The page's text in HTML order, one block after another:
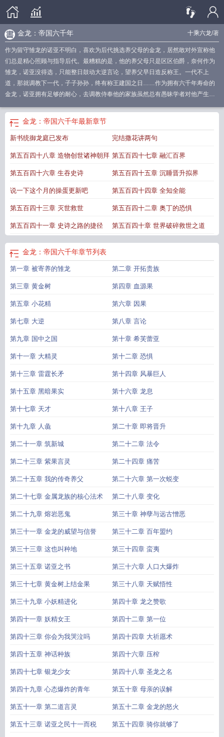
十乘六龙/著
金龙：帝国六千年
作为留守雏龙的诺亚不明白，喜欢为后代挑选养父母的金龙，居然敢对外宣称他
们总是精心照顾与指导后代。最糟糕的是，他的养父母只是区区伯爵，奈何作为
雏龙，诺亚没得选，只能整日鼓动大逆言论，望养父早日造反称王。一代不上
道，那就调教下一代，子子孙孙，终有称王建国之日……作为拥有六千年寿命的
金龙，诺亚拥有足够的耐心，去调教侍奉他的家族虽然总有愚昧学者对他产生误
将他赞为皇龙，圣龙。而数量更为庞大的帝国百族则将他称为黄金时代的开创
者，普照帝国的不朽炽阳，渴望他的摄政，执掌帝国
年起点金龙帝国六千年首发 金龙帝国六千年 txt精校版金龙帝国六千年笔趣阁
度百科金龙帝国六千年无防盗无广告 金龙王帝天 金龙国百科金龙大帝是哪位
神仙金龙帝国六千年免费阅读 金龙帝国六千年最新章节 金龙帝国六千年作者十
十一章 大精灵金龙帝国六千年笔趣阁 金龙大帝金龙帝国六千年 十乘六龙
帝国六千年无错金龙帝国六千年 最新章节 无弹窗 金龙帝国六千年txt
金龙：帝国六千年最新章节
新书统御龙庭已发布 完结撒花讲两句
第五百四十八章 造物创世诸神朝拜 第五百四十七章 融汇百界
第五百四十六章 生吞史诗 第五百四十五章 沉睡晋升拟界
说一下这个月的操蛋更新吧 第五百四十四章 全知全能
第五百四十三章 灭世救世 第五百四十二章 奥丁的恐惧
第五百四十一章 史诗之路的捷径 第五百四十章 世界破碎救世之道
金龙：帝国六千年章节列表
第一章 被寄养的雏龙 第二章 开拓贵族
第三章 黄金树 第四章 血源果
第五章 小花精 第六章 因果
第七章 大逆 第八章 言论
第九章 国中之国 第十章 希芙蕾亚
第十一章 大精灵 第十二章 恐惧
第十三章 雷霆长矛 第十四章 风暴巨人
第十五章 黑暗果实 第十六章 龙息
第十七章 天才 第十八章 王子
第十九章 人彘 第二十章 即将晋升
第二十一章 筑新城 第二十二章 法令
第二十三章 紫果言灵 第二十四章 痛苦
第二十五章 我的传奇养父 第二十六章 第一次蜕变
第二十七章 金属龙族的核心法术 第二十八章 变化
第二十九章 熔岩恶鬼 第三十章 神孽与远古憎恶
第三十一章 金龙的威望与信誉 第三十二章 百年盟约
第三十三章 这也叫种地 第三十四章 蛮夷
第三十五章 诺亚之书 第三十六章 人口大爆炸
第三十七章 黄金树上结金果 第三十八章 天赋悟性
第三十九章 小妖精进化 第四十章 龙之赞歌
第四十一章 妖精女王 第四十二章 第一位
第四十三章 你会为我哭泣吗 第四十四章 大祈愿术
第四十五章 神话种族 第四十六章 压榨
第四十七章 银龙少女 第四十八章 圣龙之名
第四十九章 心态爆炸的青年 第五十章 母亲的误解
第五十一章 第二道言灵 第五十二章 金龙的怒火
第五十三章 诺亚之民十一而税 第五十四章 骑你就够了